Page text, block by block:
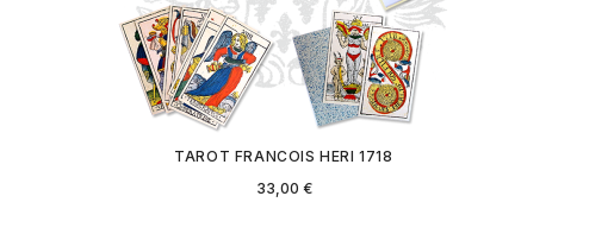
TAROT FRANCOIS HERI 1718
Prix
33,00 €